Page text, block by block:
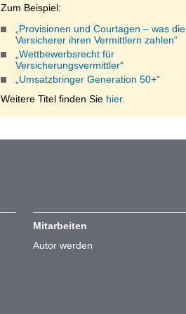
Zum Beispiel:
„Provisionen und Courtagen – was die
Versicherer ihren Vermittlern zahlen“
„Wettbewerbsrecht für
Versicherungsvermittler“
„Umsatzbringer Generation 50+“
Weitere Titel finden Sie hier.
Mitarbeiten
Autor werden